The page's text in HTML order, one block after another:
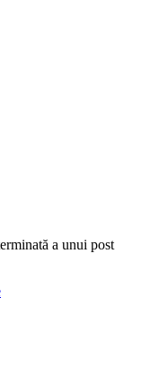
a unui post